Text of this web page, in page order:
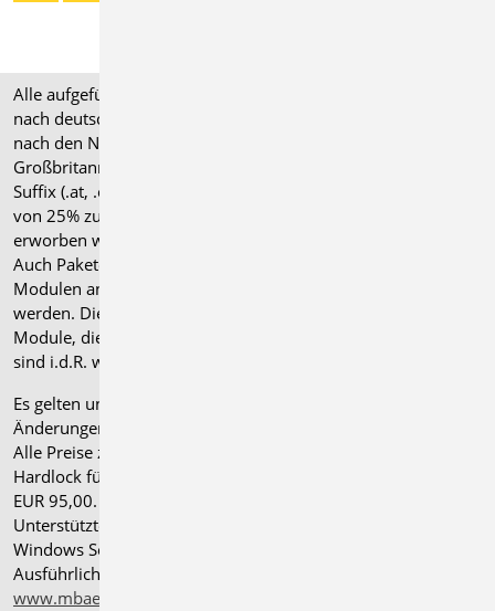
Alle aufgeführten Preise verstehen sich für Module/Pakete
nach deutschen Normgrundlagen (".de"). Module, die auch
nach den Normen für Österreich, Schweiz, Italien und
Großbritannien verfügbar sind, tragen ein entsprechendes
Suffix (.at, .ch, .it bzw. .uk) und können gegen einen Aufpreis
von 25% zusammen mit dem jeweiligen ".de"-Modul
erworben werden.
Auch Pakete können gegen einen Aufpreis von 25% mit
Modulen anderer Normen (.at, .ch, .it bzw. .uk) erweitert
werden. Die Paketerweiterung umfasst alle entsprechenden
Module, die zum Zeitpunkt des Kaufs verfügbar sind. Das
sind i.d.R. weniger Module als nach deutscher Norm.
Es gelten unsere
Änderungen und Irrtümer vorbehalten.
Alle Preise zzgl. Versandkosten und gesetzlicher MwSt.
Hardlock für Einzelplatzlizenz, je Arbeitsplatz erforderlich
EUR 95,00. Folgelizenz-/Netzwerkbedingungen auf Anfrage.
Unterstützte Betriebssysteme: Windows
Windows Server 2025 mit Windows Terminal Server.
Ausführliche Informationen auf
www.mbaec.de/service/systemvoraussetzungen